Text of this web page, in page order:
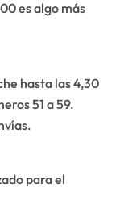
es algo más
hasta las 4,30
51 a 59.
para el